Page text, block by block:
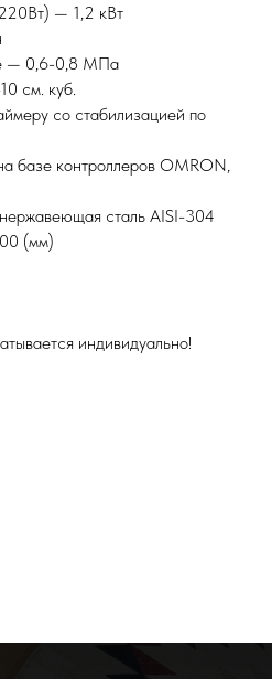
— 1,2 кВт
— 0,6-0,8 МПа
см. куб.
со стабилизацией по
базе контроллеров OMRON,
сталь AISI-304
(мм)
индивидуально!